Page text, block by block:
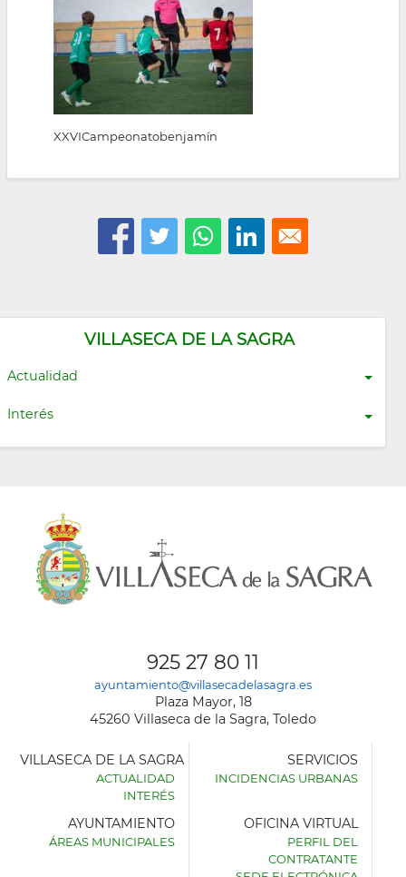
VILLASECA DE LA SAGRA
Actualidad
Interés
XXVICampeonatobenjamín
925 27 80 11
ayuntamiento@villasecadelasagra.es
Plaza Mayor, 18
45260 Villaseca de la Sagra, Toledo
AYUNTAMIENTO
VILLASECA DE LA SAGRA
ACTUALIDAD
INTERÉS
SERVICIOS
INCIDENCIAS URBANAS
AYUNTAMIENTO
ÁREAS MUNICIPALES
OFICINA VIRTUAL
PERFIL DEL
CONTRATANTE